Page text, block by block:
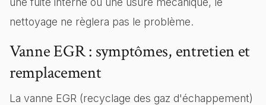
nettoyage ne règlera pas le problème.
Vanne EGR : symptômes, entretien et
remplacement
La vanne EGR (recyclage des gaz d'échappement)